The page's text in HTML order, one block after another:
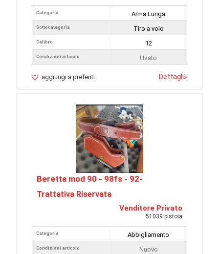
Categoria
Sottocategoria
Calibro
Condizioni articolo
Arma Lunga
Tiro a volo
12
Usato
aggiungi a preferiti Dettagli»
Beretta mod 90 - 98fs - 92-
Trattativa Riservata
Venditore Privato
51039 pistoia
Categoria
Condizioni articolo
Abbigliamento
Nuovo